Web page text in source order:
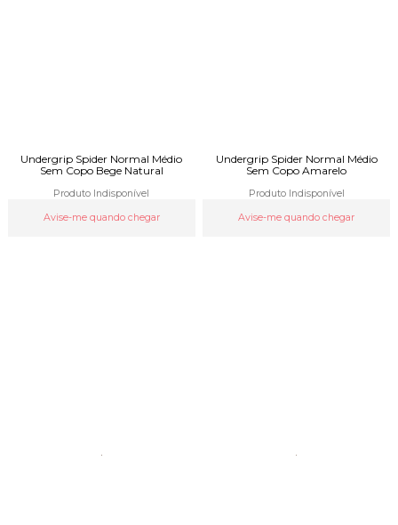
Undergrip Spider Normal Médio
Sem Copo Bege Natural
Produto Indisponível
Avise-me quando chegar
Undergrip Spider Normal Médio
Sem Copo Amarelo
Produto Indisponível
Avise-me quando chegar